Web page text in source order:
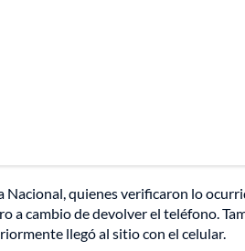
quienes verificaron lo
a cambio de devolver el teléfono.
llegó al sitio con el celular.